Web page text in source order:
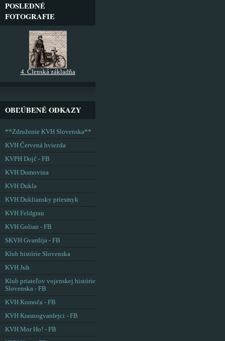
POSLEDNÉ
FOTOGRAFIE
4. Členská základňa
OBĽÚBENÉ ODKAZY
**Združenie KVH Slovenska**
KVH Červená hviezda
KVPH Dojč - FB
KVH Domovina
KVH Dukla
KVH Dukliansky priesmyk
KVH Feldgrau
KVH Golian - FB
SKVH Gvardija - FB
Klub histórie Slovenska
KVH Juh
Klub priateľov vojenskej histórie
Slovenska - FB
KVH Komoča - FB
KVH Krasnogvardejci - FB
KVH Mor Ho! - FB